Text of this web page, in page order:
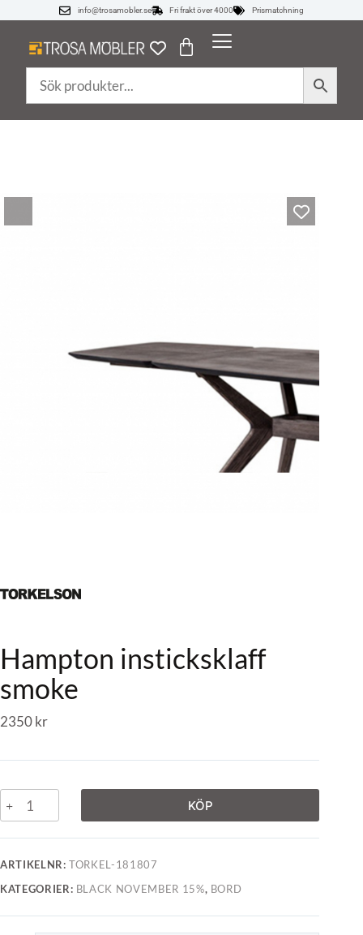
info@trosamobler.se Fri frakt över 4000 Prismatchning
Hampton insticksklaff
smoke
2350kr
KÖP
ARTIKELNR:TORKEL-181807
KATEGORIER: BLACK NOVEMBER 15%, BORD